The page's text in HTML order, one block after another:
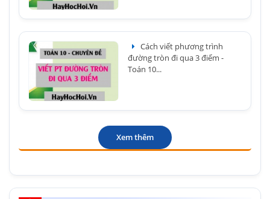
Cách viết phương trình
đường tròn đi qua 3 điểm -
Toán 10...
Xem thêm